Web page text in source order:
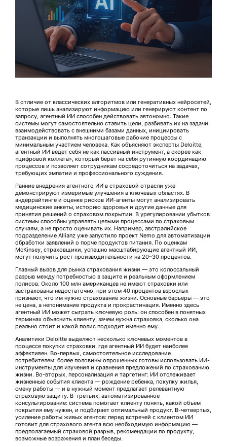
В отличие от классических алгоритмов или генеративных нейросетей,
которые лишь анализируют информацию или генерируют контент по
запросу, агентный ИИ способен действовать автономно. Такие
системы могут самостоятельно ставить цели, разбивать их на задачи,
взаимодействовать с внешними базами данных, инициировать
транзакции и выполнять многошаговые рабочие процессы с
минимальным участием человека. Как объясняют эксперты Deloitte,
агентный ИИ ведет себя не как пассивный инструмент, а скорее как
«цифровой коллега», который берет на себя рутинную координацию
процессов и позволяет сотрудникам сосредоточиться на задачах,
требующих эмпатии и профессионального суждения.
Ранние внедрения агентного ИИ в страховой отрасли уже
демонстрируют измеримые улучшения в ключевых областях. В
андеррайтинге и оценке рисков ИИ-агенты могут анализировать
медицинские анкеты, историю здоровья и другие данные для
принятия решений о страховом покрытии. В урегулировании убытков
системы способны управлять целыми процессами по страховым
случаям, а не просто оценивать их. Например, австралийское
подразделение Allianz уже запустило проект Nemo для автоматизации
обработки заявлений о порче продуктов питания. По оценкам
McKinsey, страховщики, успешно масштабирующие агентный ИИ,
могут получить рост производительности на 20–30 процентов.
Главный вызов для рынка страхования жизни — это колоссальный
разрыв между потребностью в защите и реальным оформлением
полисов. Около 100 млн американцев не имеют страховки или
застрахованы недостаточно, при этом 40 процентов взрослых
признают, что им нужно страхование жизни. Основные барьеры — это
не цена, а непонимание продукта и прокрастинация. Именно здесь
агентный ИИ может сыграть ключевую роль: он способен в понятных
терминах объяснить клиенту, зачем нужна страховка, сколько она
реально стоит и какой полис подходит именно ему.
Аналитики Deloitte выделяют несколько ключевых моментов в
процессе покупки страховки, где агентный ИИ будет наиболее
эффективен. Во-первых, самостоятельное исследование
потребителем: более половины опрошенных готовы использовать ИИ-
инструменты для изучения и сравнения предложений по страхованию
жизни. Во-вторых, персонализация и таргетинг: ИИ отслеживает
жизненные события клиента — рождение ребенка, покупку жилья,
смену работы — и в нужный момент предлагает релевантную
страховую защиту. В-третьих, автоматизированное
консультирование: система помогает клиенту понять, какой объем
покрытия ему нужен, и подбирает оптимальный продукт. В-четвертых,
усиление работы живых агентов: перед встречей с клиентом ИИ
готовит для страхового агента всю необходимую информацию —
предполагаемый страховой разрыв, рекомендации по продукту,
возможные возражения и план беседы.